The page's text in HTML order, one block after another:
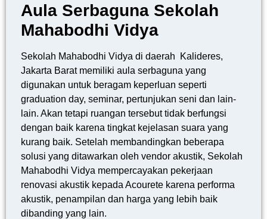
Aula Serbaguna Sekolah
Mahabodhi Vidya
Sekolah Mahabodhi Vidya di daerah Kalideres,
Jakarta Barat memiliki aula serbaguna yang
digunakan untuk beragam keperluan seperti
graduation day, seminar, pertunjukan seni dan lain-
lain. Akan tetapi ruangan tersebut tidak berfungsi
dengan baik karena tingkat kejelasan suara yang
kurang baik. Setelah membandingkan beberapa
solusi yang ditawarkan oleh vendor akustik, Sekolah
Mahabodhi Vidya mempercayakan pekerjaan
renovasi akustik kepada Acourete karena performa
akustik, penampilan dan harga yang lebih baik
dibanding yang lain.